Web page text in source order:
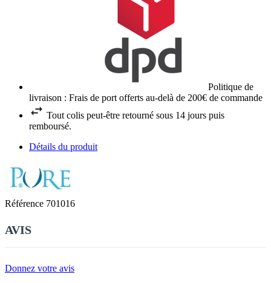
Politique de
livraison : Frais de port offerts au-delà de 200€ de commande
Tout colis peut-être retourné sous 14 jours puis
remboursé.
Détails du produit
Référence 701016
AVIS
Donnez votre avis